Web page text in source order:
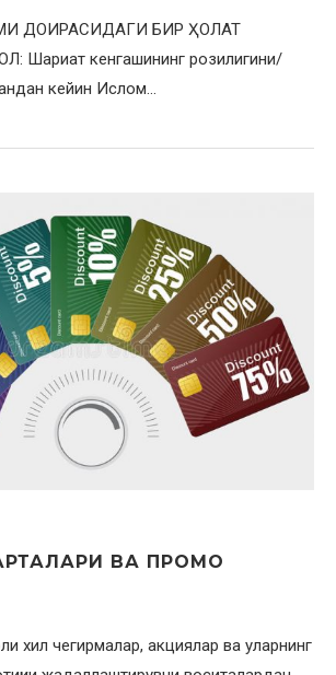
ДОИРАСИДАГИ БИР ҲОЛАТ
Шариат кенгашининг розилигини/
кейин Ислом…
ВА ПРОМО
хил чегирмалар, акциялар ва уларнинг